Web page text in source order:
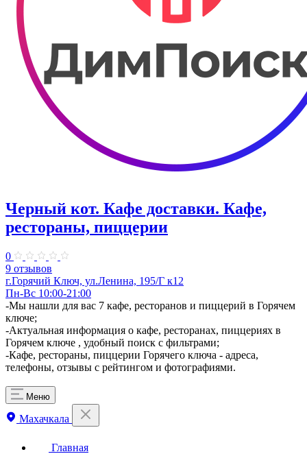
Черный кот. Кафе доставки. Кафе,
рестораны, пиццерии
0
9 отзывов
г.Горячий Ключ, ул.Ленина, 195/Г к12
Пн-Вс 10:00-21:00
-Мы нашли для вас 7 кафе, ресторанов и пиццерий в Горячем
ключе;
-Актуальная информация о кафе, ресторанах, пиццериях в
Горячем ключе , удобный поиск с фильтрами;
-Кафе, рестораны, пиццерии Горячего ключа - адреса,
телефоны, отзывы с рейтингом и фотографиями.
Меню
Махачкала
Главная